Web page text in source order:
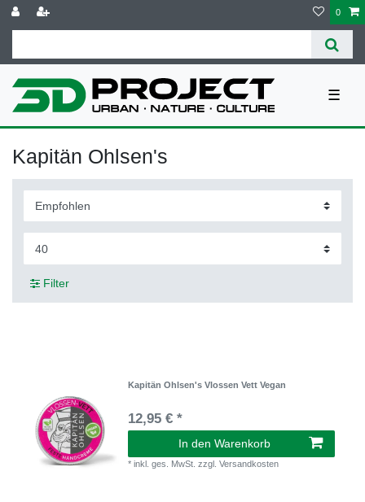
0
☰
Kapitän Ohlsen's
Filter
Kapitän Ohlsen's Vlossen Vett Vegan
12,95 € *
In den Warenkorb
*inkl. ges. MwSt. zzgl.Versandkosten